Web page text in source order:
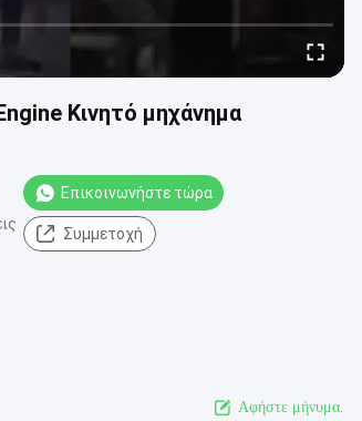
Κινητό μηχάνημα
Επικοινωνήστε τώρα
Συμμετοχή
Αφήστε μήνυμα.